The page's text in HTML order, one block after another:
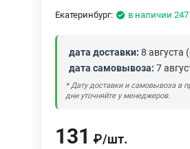
Екатеринбург: в наличии
дата доставки: 8 августа
дата самовывоза: 7
* Дату доставки и самовывоза в
дни уточняйте у менеджеров.
131 ₽/шт.